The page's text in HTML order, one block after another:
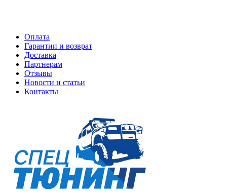
Оплата
Гарантии и возврат
Доставка
Партнерам
Отзывы
Новости и статьи
Контакты